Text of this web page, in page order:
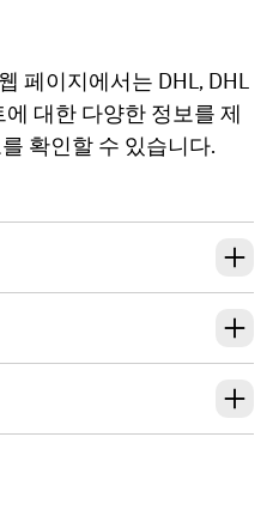
페이지에서는 DHL, DHL
대한 다양한 정보를 제
확인할 수 있습니다.